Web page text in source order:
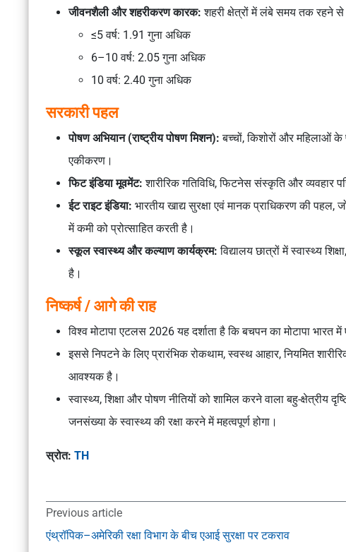
जीवनशैली और शहरीकरण कारक: शहरी क्षेत्रों में लंबे समय तक रहने से
≤5 वर्ष: 1.91 गुना अधिक
6–10 वर्ष: 2.05 गुना अधिक
10 वर्ष: 2.40 गुना अधिक
सरकारी पहल
पोषण अभियान (राष्ट्रीय पोषण मिशन): बच्चों, किशोरों और महिलाओं के
एकीकरण।
फिट इंडिया मूवमेंट: शारीरिक गतिविधि, फिटनेस संस्कृति और व्यवहार
ईट राइट इंडिया: भारतीय खाद्य सुरक्षा एवं मानक प्राधिकरणकी पहल,
में कमी को प्रोत्साहित करती है।
स्कूल स्वास्थ्य और कल्याण कार्यक्रम: विद्यालय छात्रों में स्वास्थ्य
है।
निष्कर्ष / आगे की राह
विश्व मोटापा एटलस 2026यह दर्शाता है कि बचपन का मोटापा भारत
इससे निपटने के लिए प्रारंभिक रोकथाम, स्वस्थ आहार, नियमित
आवश्यक है।
स्वास्थ्य, शिक्षा और पोषण नीतियों को शामिल करने वाला बहु-
जनसंख्या के स्वास्थ्य की रक्षा करने में महत्वपूर्ण होगा।
स्रोत: TH
Previous article
एंथ्रॉपिक–अमेरिकी रक्षा विभाग के बीच एआई सुरक्षा पर टकराव